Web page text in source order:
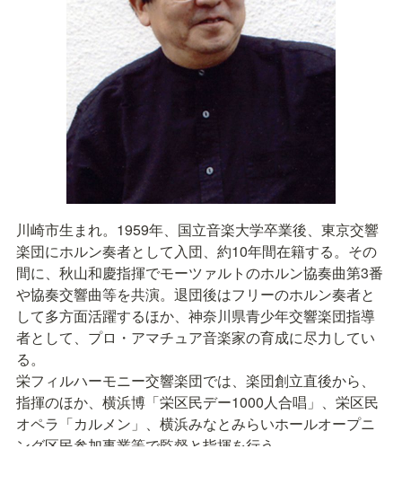
川崎市生まれ。1959年、国立音楽大学卒業後、東京交響
楽団にホルン奏者として入団、約10年間在籍する。その
間に、秋山和慶指揮でモーツァルトのホルン協奏曲第3番
や協奏交響曲等を共演。退団後はフリーのホルン奏者と
して多方面活躍するほか、神奈川県青少年交響楽団指導
者として、プロ・アマチュア音楽家の育成に尽力してい
る。
栄フィルハーモニー交響楽団では、楽団創立直後から、
指揮のほか、横浜博「栄区民デー1000人合唱」、栄区民
オペラ「カルメン」、横浜みなとみらいホールオープニ
ング区民参加事業等で監督と指揮を行う。